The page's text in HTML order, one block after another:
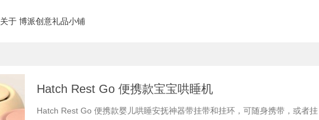
关于 博派创意礼品小铺
Hatch Rest Go 便携款宝宝哄睡机
Hatch Rest Go 便携款婴儿哄睡安抚神器带挂带和挂环，可随身携带，或者挂